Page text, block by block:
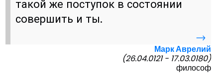
такой же поступок в состоянии
совершить и ты.
→
Марк Аврелий
(26.04.0121 - 17.03.0180)
философ